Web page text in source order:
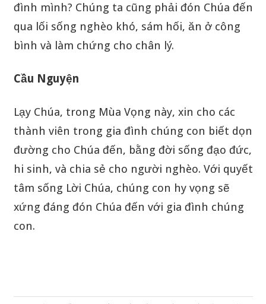
đình mình? Chúng ta cũng phải đón Chúa đến
qua lối sống nghèo khó, sám hối, ăn ở công
bình và làm chứng cho chân lý.
Cầu Nguyện
Lạy Chúa, trong Mùa Vọng này, xin cho các
thành viên trong gia đình chúng con biết dọn
đường cho Chúa đến, bằng đời sống đạo đức,
hi sinh, và chia sẻ cho người nghèo. Với quyết
tâm sống Lời Chúa, chúng con hy vọng sẽ
xứng đáng đón Chúa đến với gia đình chúng
con.